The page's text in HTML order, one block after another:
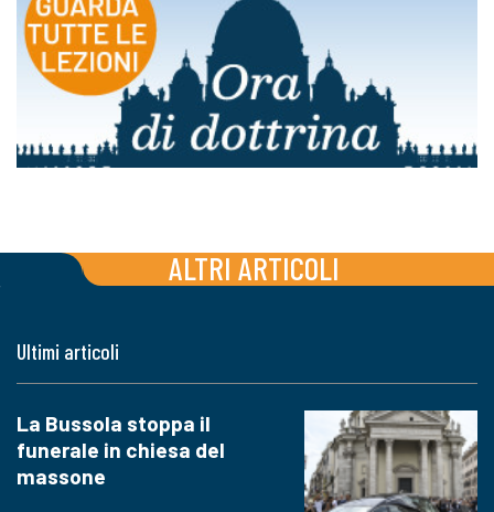
ALTRI ARTICOLI
Ultimi articoli
La Bussola stoppa il
funerale in chiesa del
massone